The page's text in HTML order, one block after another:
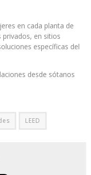
en cada planta de
privados, en sitios
específicas del
desde sótanos
LEED